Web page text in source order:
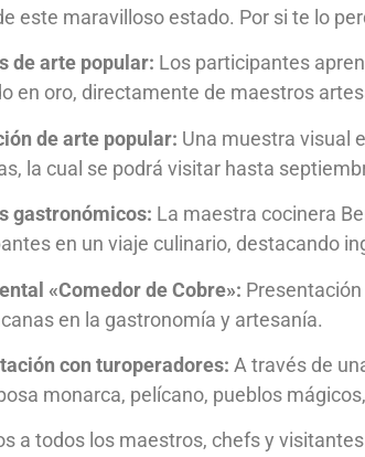
este maravilloso estado. Por si te lo
de arte popular: Los participantes
en oro, directamente de maestros
de arte popular: Una muestra visual
la cual se podrá visitar hasta
gastronómicos: La maestra cocinera
en un viaje culinario, destacando
«Comedor de Cobre»:
en la gastronomía y artesanía.
con turoperadores: A través de
monarca, pelícano, pueblos
a todos los maestros, chefs y